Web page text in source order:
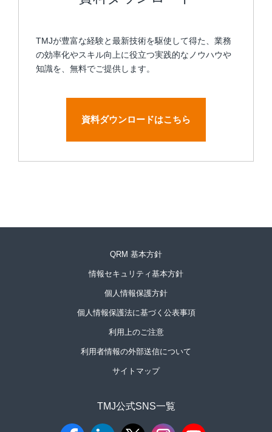
TMJが豊富な経験と最新技術を駆使して得た、業務
の効率化やスキル向上に役立つ実践的なノウハウや
知識を、無料でご提供します。
資料ダウンロードはこちら
QRM 基本方針
情報セキュリティ基本方針
個人情報保護方針
個人情報保護法に基づく公表事項
利用上のご注意
利用者情報の外部送信について
サイトマップ
TMJ公式SNS一覧​